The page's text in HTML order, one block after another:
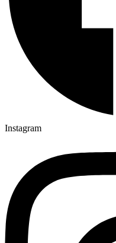
Instagram